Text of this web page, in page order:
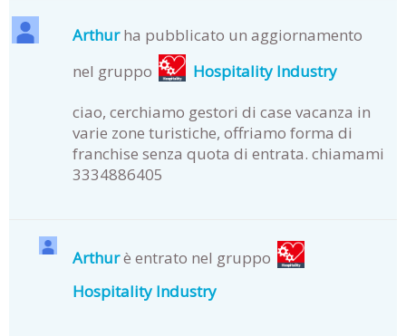
Arthurha pubblicato un aggiornamento
nel gruppo
Hospitality Industry
ciao, cerchiamo gestori di case vacanza in
varie zone turistiche, offriamo forma di
franchise senza quota di entrata. chiamami
3334886405
Arthurè entrato nel gruppo
Hospitality Industry